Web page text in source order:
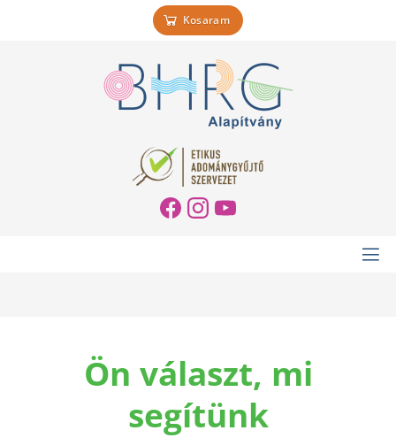
Kosaram
Ön választ, mi
segítünk